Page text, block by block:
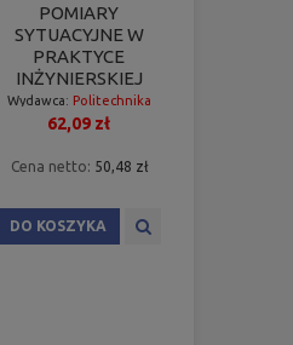
POMIARY
SYTUACYJNE W
PRAKTYCE
INŻYNIERSKIEJ
Wydawca: Politechnika
Poznańska
62,09 zł
Cena netto: 50,48 zł
DO KOSZYKA